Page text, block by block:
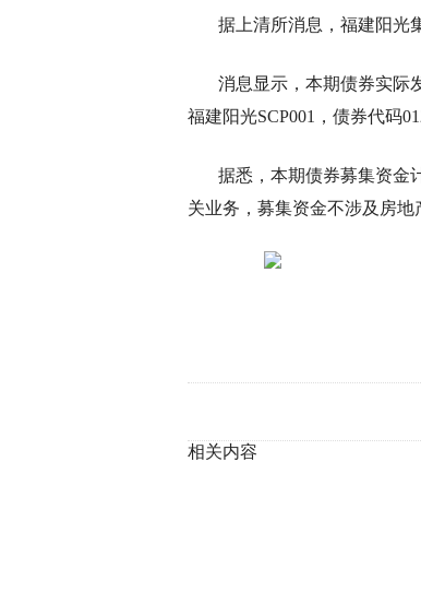
据上清所消息，福建阳光
消息显示，本期债券实际
福建阳光SCP001，债券代码
据悉，本期债券募集资金
关业务，募集资金不涉及房地
相关内容